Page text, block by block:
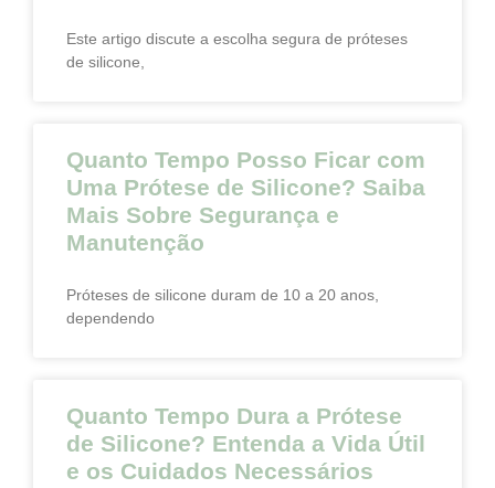
Este artigo discute a escolha segura de próteses
de silicone,
Quanto Tempo Posso Ficar com
Uma Prótese de Silicone? Saiba
Mais Sobre Segurança e
Manutenção
Próteses de silicone duram de 10 a 20 anos,
dependendo
Quanto Tempo Dura a Prótese
de Silicone? Entenda a Vida Útil
e os Cuidados Necessários